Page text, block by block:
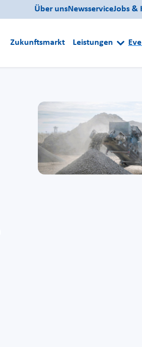
Über unsNewsserviceJobs &
Zukunftsmarkt Leistungen